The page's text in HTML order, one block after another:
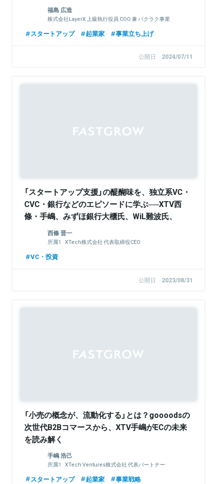
福島 広造
株式会社LayerX 上級執行役員 COO 兼 バクラク事業
スタートアップ 起業家 事業立ち上げ
公開日 2024/07/11
「スタートアップ支援」の醍醐味を、独立系VC・
CVC・銀行などのエピソードに学ぶ──XTV西
條・手嶋、みずほ銀行大櫃氏、WiL難波氏、
GREE相川氏ら豪華登壇者が集結イベントをレポ
西條 晋一
XTech株式会社 代表取締役CEO
VC・投資
公開日 2023/08/31
「小売の概念が、流動化する」とは？goooodsの
次世代B2Bコマースから、XTV手嶋がECの未来
を読み解く
手嶋 浩己
XTech Ventures株式会社 代表パートナー
スタートアップ 起業家 事業戦略